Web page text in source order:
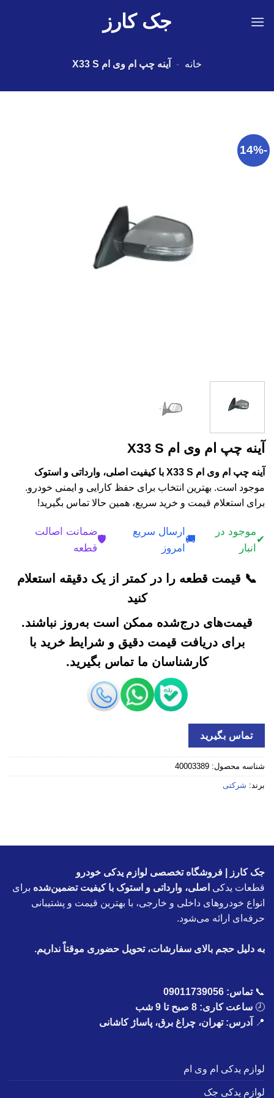
جک کارز
خانه - آینه چپ ام وی ام X33 S
-14%
آینه چپ ام وی ام X33 S
آینه چپ ام وی ام X33 S با کیفیت اصلی، وارداتی و استوک
موجود است. بهترین انتخاب برای حفظ کارایی و ایمنی خودرو.
برای استعلام قیمت و خرید سریع، همین حالا تماس بگیرید!
✔
موجود در
انبار
🚚
ارسال سریع
امروز
🛡️
ضمانت اصالت
قطعه
📞 قیمت قطعه را در کمتر از یک دقیقه استعلام
کنید
قیمت‌های درج‌شده ممکن است به‌روز نباشند.
برای دریافت قیمت دقیق و شرایط خرید با
کارشناسان ما تماس بگیرید.
تماس بگیرید
شناسه محصول: 40003389
برند: شرکتی
جک کارز | فروشگاه تخصصی لوازم یدکی خودرو
قطعات یدکی اصلی، وارداتی و استوک با کیفیت تضمین‌شده برای
انواع خودروهای داخلی و خارجی، با بهترین قیمت و پشتیبانی
حرفه‌ای ارائه می‌شود.
به دلیل حجم بالای سفارشات، تحویل حضوری موقتاً نداریم.
📞تماس: 09011739056
🕗 ساعت کاری: 8 صبح تا 9 شب
📍
آدرس: تهران، چراغ برق، پاساژ کاشانی
لوازم یدکی ام وی ام
لوازم یدکی جک